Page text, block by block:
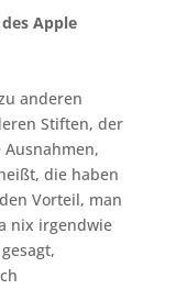
Apple
anderen
Stiften, der
die haben
Vorteil, man
nix irgendwie